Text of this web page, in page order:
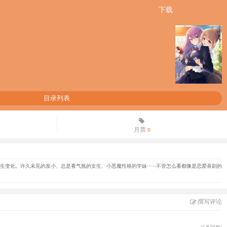
下载
目录列表
月票0
。许久未见的发小、总是看气氛的女生、小恶魔性格的学妹······不管怎么看都像是恋爱喜剧的
撰写评论